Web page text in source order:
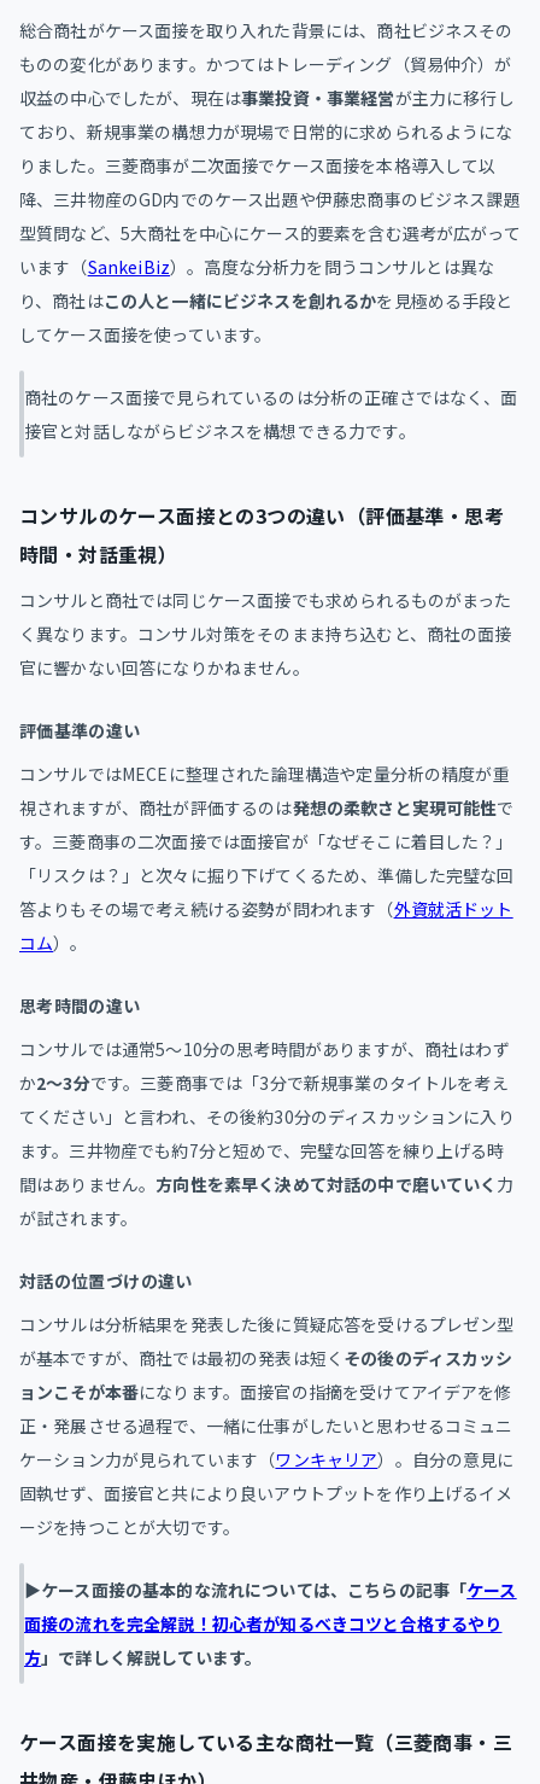
総合商社がケース面接を取り入れた背景には、商社ビジネスその
ものの変化があります。かつてはトレーディング（貿易仲介）が
収益の中心でしたが、現在は事業投資・事業経営が主力に移行し
ており、新規事業の構想力が現場で日常的に求められるようにな
りました。三菱商事が二次面接でケース面接を本格導入して以
降、三井物産のGD内でのケース出題や伊藤忠商事のビジネス課題
型質問など、5大商社を中心にケース的要素を含む選考が広がって
います（SankeiBiz）。高度な分析力を問うコンサルとは異な
り、商社はこの人と一緒にビジネスを創れるかを見極める手段と
してケース面接を使っています。
商社のケース面接で見られているのは分析の正確さではなく、面
接官と対話しながらビジネスを構想できる力です。
コンサルのケース面接との3つの違い（評価基準・思考
時間・対話重視）
コンサルと商社では同じケース面接でも求められるものがまった
く異なります。コンサル対策をそのまま持ち込むと、商社の面接
官に響かない回答になりかねません。
評価基準の違い
コンサルではMECEに整理された論理構造や定量分析の精度が重
視されますが、商社が評価するのは発想の柔軟さと実現可能性で
す。三菱商事の二次面接では面接官が「なぜそこに着目した？」
「リスクは？」と次々に掘り下げてくるため、準備した完璧な回
答よりもその場で考え続ける姿勢が問われます（外資就活ドット
コム）。
思考時間の違い
コンサルでは通常5〜10分の思考時間がありますが、商社はわず
か2〜3分です。三菱商事では「3分で新規事業のタイトルを考え
てください」と言われ、その後約30分のディスカッションに入り
ます。三井物産でも約7分と短めで、完璧な回答を練り上げる時
間はありません。 方向性を素早く決めて対話の中で磨いていく 力
が試されます。
対話の位置づけの違い
コンサルは分析結果を発表した後に質疑応答を受けるプレゼン型
が基本ですが、商社では最初の発表は短く その後のディスカッシ
ョンこそが本番になります。面接官の指摘を受けてアイデアを修
正・発展させる過程で、一緒に仕事がしたいと思わせるコミュニ
ケーション力が見られています（ワンキャリア）。自分の意見に
固執せず、面接官と共により良いアウトプットを作り上げるイメ
ージを持つことが大切です。
▶ケース面接の基本的な流れについては、こちらの記事「ケース
面接の流れを完全解説！初心者が知るべきコツと合格するやり
方」で詳しく解説しています。
ケース面接を実施している主な商社一覧（三菱商事・三